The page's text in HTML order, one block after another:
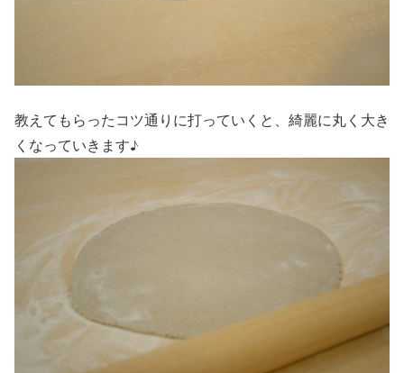
教えてもらったコツ通りに打っていくと、綺麗に丸く大き
くなっていきます♪